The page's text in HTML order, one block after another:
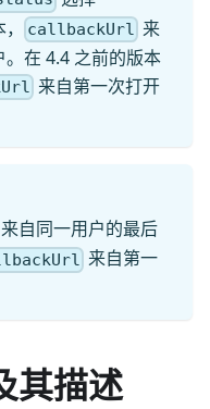
callbackUrl 来
在 4.4 之前的版本
来自第一次打开
来自同一用户的最后
来自第一
其描述